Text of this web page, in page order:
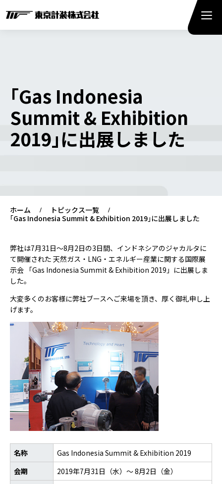
｢Gas Indonesia
Summit & Exhibition
2019｣に出展しました
ホーム
トピックス一覧
｢Gas Indonesia Summit & Exhibition 2019｣に出展しました
弊社は7月31日～8月2日の3日間、インドネシアのジャカルタに
て開催された 天然ガス・LNG・エネルギー産業に関する国際展
示会 「Gas Indonesia Summit & Exhibition 2019」に出展しま
した。
大変多くのお客様に弊社ブースへご来場を頂き、厚く御礼申し上
げます。
名称
Gas Indonesia Summit & Exhibition 2019
会期
2019年7月31日（水）～ 8月2日（金）